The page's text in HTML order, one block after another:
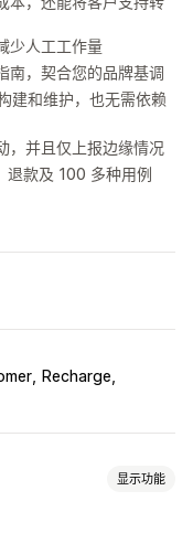
少人工工作量
南，契合您的品牌基调
建和维护，也无需依赖
，并且仅上报边缘情况
退款及 100 多种用例
Recharge
显示功能